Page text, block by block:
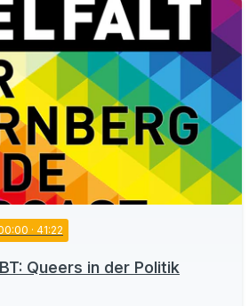
· 41:22
Queers in der Politik